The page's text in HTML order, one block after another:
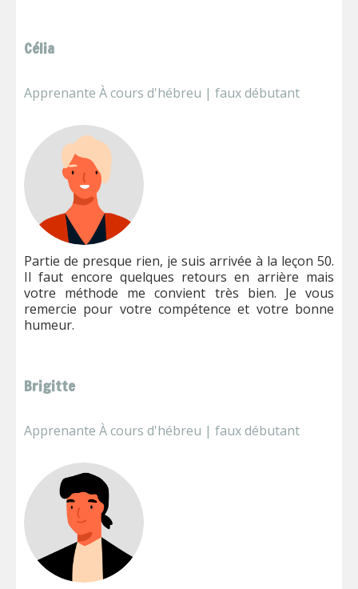
Célia
Apprenante À cours d'hébreu | faux débutant
Partie de presque rien, je suis arrivée à la leçon 50.
Il faut encore quelques retours en arrière mais
votre méthode me convient très bien. Je vous
remercie pour votre compétence et votre bonne
humeur.
Brigitte
Apprenante À cours d'hébreu | faux débutant